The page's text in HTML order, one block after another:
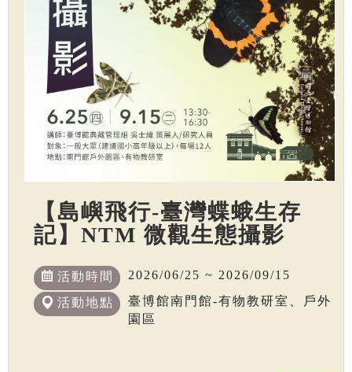
【島嶼飛行-臺灣蝶蛾生存
記】NTM 微觀生態攝影
活動時間 2026/06/25 ~ 2026/09/15
活動地點
臺博館南門館-有物教研室、戶外
園區